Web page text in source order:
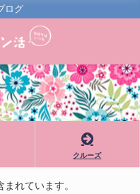
ログ
クルーズ
れています。